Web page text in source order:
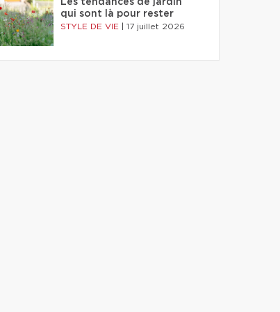
Les tendances de jardin
qui sont là pour rester
STYLE DE VIE 17 juillet 2026